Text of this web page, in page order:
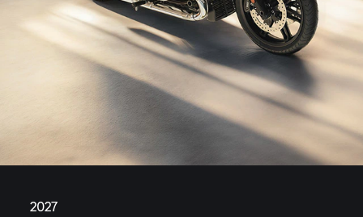
2027